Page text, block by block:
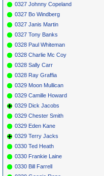
0327 Johnny Copeland
0327 Bo Windberg
0327 Janis Martin
0327 Tony Banks
0328 Paul Whiteman
0328 Charlie Mc Coy
0328 Sally Carr
0328 Ray Graffia
0329 Moon Mullican
0329 Camille Howard
0329 Dick Jacobs
0329 Chester Smith
0329 Eden Kane
0329 Terry Jacks
0330 Ted Heath
0330 Frankie Laine
0330 Bill Farrell